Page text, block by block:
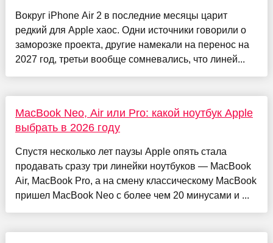
Вокруг iPhone Air 2 в последние месяцы царит
редкий для Apple хаос. Одни источники говорили о
заморозке проекта, другие намекали на перенос на
2027 год, третьи вообще сомневались, что линей...
MacBook Neo, Air или Pro: какой ноутбук Apple
выбрать в 2026 году
Спустя несколько лет паузы Apple опять стала
продавать сразу три линейки ноутбуков — MacBook
Air, MacBook Pro, а на смену классическому MacBook
пришел MacBook Neo с более чем 20 минусами и ...